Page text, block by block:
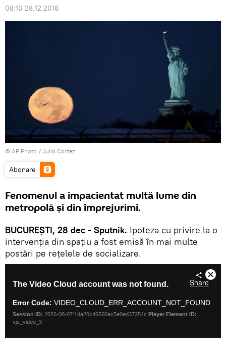
08:10 28.12.2018
© AP Photo / Julio Cortez
Abonare
Fenomenul a impacientat multă lume din
metropolă și din împrejurimi.
BUCUREȘTI, 28 dec - Sputnik. Ipoteza cu privire la o
intervenția din spațiu a fost emisă în mai multe
postări pe rețelele de socializare.